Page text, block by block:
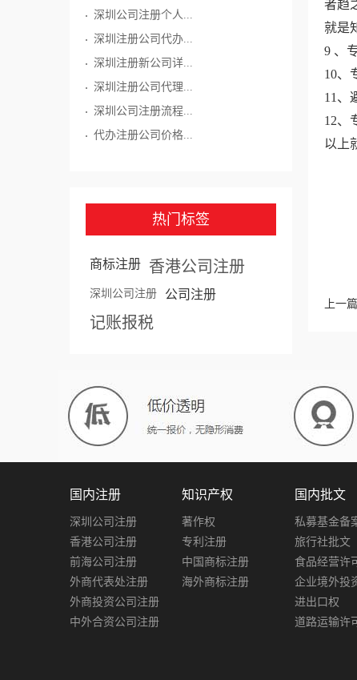
深圳公司注册个人...
深圳注册公司代办...
深圳注册新公司详...
深圳注册公司代理...
深圳公司注册流程...
代办注册公司价格...
热门标签
商标注册 香港公司注册
深圳公司注册 公司注册
记账报税
者趋
就是
9 、
10、
11、
12、
以上
上一篇
国内注册
深圳公司注册
香港公司注册
前海公司注册
外商代表处注册
外商投资公司注册
中外合资公司注册
知识产权
著作权
专利注册
中国商标注册
海外商标注册
国内批文
私募基金备
旅行社批文
食品经营许
企业境外投
进出口权
道路运输许